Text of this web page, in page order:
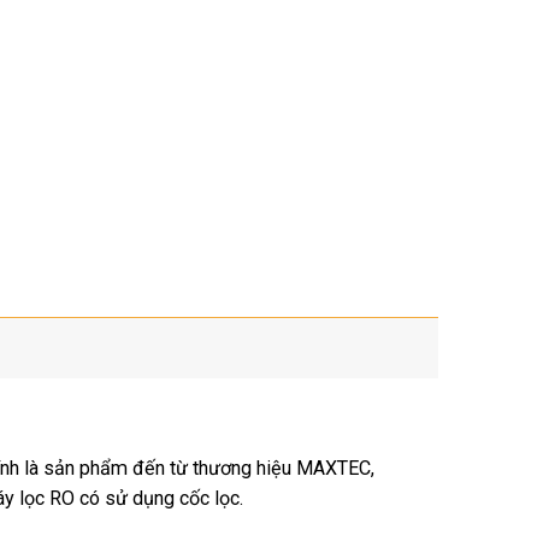
là sản phẩm đến từ thương hiệu MAXTEC,
lọc RO có sử dụng cốc lọc.